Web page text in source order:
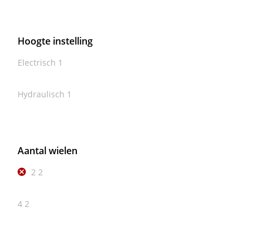
Hoogte instelling
Electrisch 1
Hydraulisch 1
Aantal wielen
2 2
4 2